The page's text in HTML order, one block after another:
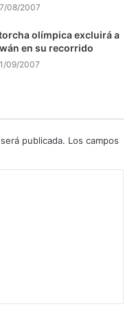
08/2007
olímpica excluirá a
en su recorrido
09/2007
publicada. Los campos